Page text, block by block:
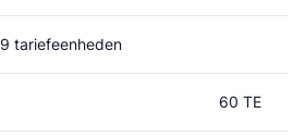
9 tariefeenheden
60 TE